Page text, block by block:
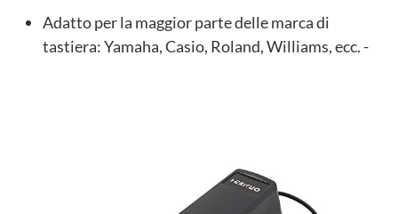
Adatto per la maggior parte delle marca di
tastiera: Yamaha, Casio, Roland, Williams, ecc. -